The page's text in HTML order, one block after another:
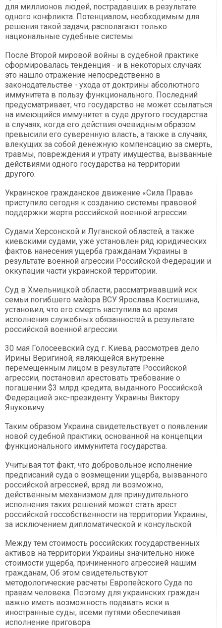
для миллионов людей, пострадавших в результате
одного конфликта. Потенциалом, необходимым для
решения такой задачи, располагают только
национальные судебные системы.
После Второй мировой войны в судебной практике
сформировалась тенденция - и в некоторых случаях
это нашло отражение непосредственно в
законодательстве - ухода от доктрины абсолютного
иммунитета в пользу функционального. Последний
предусматривает, что государство не может ссылаться
на имеющийся иммунитет в суде другого государства
в случаях, когда его действия очевидным образом
превысили его суверенную власть, а также в случаях,
влекущих за собой денежную компенсацию за смерть,
травмы, повреждения и утрату имущества, вызванные
действиями одного государства на территории
другого.
Украинское гражданское движение «Сила Права»
приступило сегодня к созданию системы правовой
поддержки жертв российской военной агрессии.
Судами Херсонской и Луганской областей, а также
киевскими судами, уже установлен ряд юридических
фактов нанесения ущерба гражданам Украины в
результате военной агрессии Российской Федерации и
оккупации части украинской территории.
Суд в Хмельницкой области, рассматривавший иск
семьи погибшего майора ВСУ Ярослава Костишина,
установил, что его смерть наступила во время
исполнения служебных обязанностей в результате
российской военной агрессии.
30 мая Голосеевский суд г. Киева, рассмотрев дело
Ирины Веригиной, являющейся внутренне
перемещенным лицом в результате Российской
агрессии, постановил арестовать требование о
погашении $3 млрд кредита, выданного Российской
Федерацией экс-президенту Украины Виктору
Януковичу.
Таким образом Украина свидетельствует о появлении
новой судебной практики, основанной на концепции
функционального иммунитета государства.
Учитывая тот факт, что добровольное исполнение
предписаний суда о возмещении ущерба, вызванного
российской агрессией, вряд ли возможно,
действенным механизмом для принудительного
исполнения таких решений может стать арест
российской госсобственности на территории Украины,
за исключением дипломатической и консульской.
Между тем стоимость российских государственных
активов на территории Украины значительно ниже
стоимости ущерба, причиненного агрессией нашим
гражданам, Об этом свидетельствуют
методологические расчеты Европейского Суда по
правам человека. Поэтому для украинских граждан
важно иметь возможность подавать иски в
иностранные суды, всеми путями обеспечивая
исполнение приговора.